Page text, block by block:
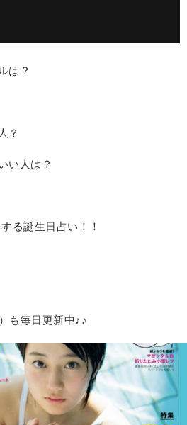
は？
？
い人は？
る誕生日占い！！
毎日更新中♪♪